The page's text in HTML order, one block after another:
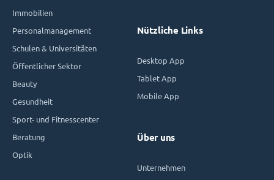
Immobilien
Personalmanagement
Schulen & Universitäten
Öffentlicher Sektor
Beauty
Gesundheit
Sport- und Fitnesscenter
Beratung
Optik
Nützliche Links
Desktop App
Tablet App
Mobile App
Über uns
Unternehmen